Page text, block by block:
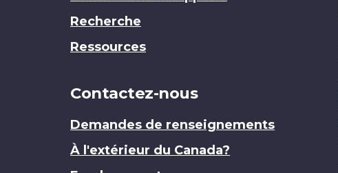
Recherche
Ressources
Contactez-nous
Demandes de renseignements
À l'extérieur du Canada?